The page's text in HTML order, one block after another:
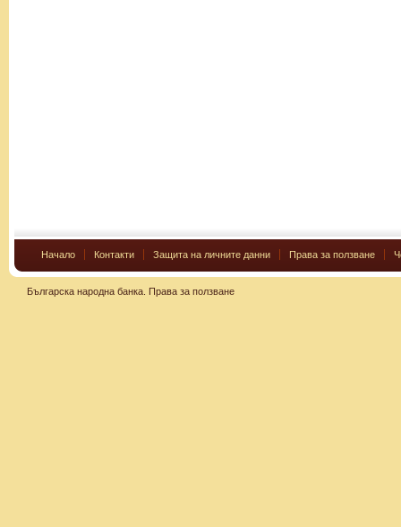
Начало Контакти Защита на личните данни Права за ползване
Българска народна банка. Права за ползване